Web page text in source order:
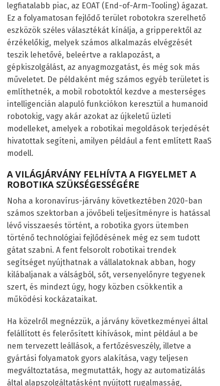
legfiatalabb piac, az EOAT (End-of-Arm-Tooling) ágazat.
Ez a folyamatosan fejlődő terület robotokra szerelhető
eszközök széles választékát kínálja, a gripperektől az
érzékelőkig, melyek számos alkalmazás elvégzését
teszik lehetővé, beleértve a raklapozást, a
gépkiszolgálást, az anyagmozgatást, és még sok más
műveletet. De példaként még számos egyéb területet is
említhetnék, a mobil robotoktól kezdve a mesterséges
intelligencián alapuló funkciókon keresztül a humanoid
robotokig, vagy akár azokat az újkeletű üzleti
modelleket, amelyek a robotikai megoldások terjedését
hivatottak segíteni, amilyen például a fent említett RaaS
modell.
A VILÁGJÁRVÁNY FELHÍVTA A FIGYELMET A
ROBOTIKA SZÜKSÉGESSÉGÉRE
Noha a koronavírus-járvány következtében 2020-ban
számos szektorban a jövőbeli teljesítményre is hatással
lévő visszaesés történt, a robotika gyors ütemben
történő technológiai fejlődésének még ez sem tudott
gátat szabni. A fent felsorolt robotikai trendek
segítséget nyújthatnak a vállalatoknak abban, hogy
kilábaljanak a válságból, sőt, versenyelőnyre tegyenek
szert, és mindezt úgy, hogy közben csökkentik a
működési kockázataikat.
Ha közelről megnézzük, a járvány következményei által
felállított és felerősített kihívások, mint például a be
nem tervezett leállások, a fertőzésveszély, illetve a
gyártási folyamatok gyors alakítása, vagy teljesen
megváltoztatása, megmutatták, hogy az automatizálás
által alapszolgáltatásként nyújtott rugalmasság,